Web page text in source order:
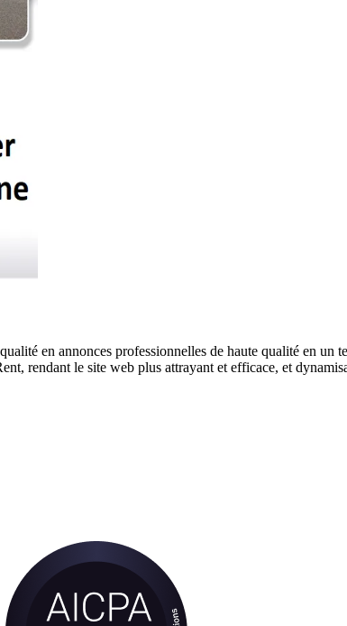
en annonces professionnelles de haute qualité en un
rendant le site web plus attrayant et efficace, et